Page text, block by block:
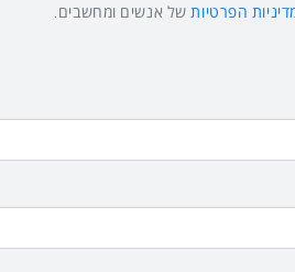
הפרטיותשל אנשים ומחשבים.